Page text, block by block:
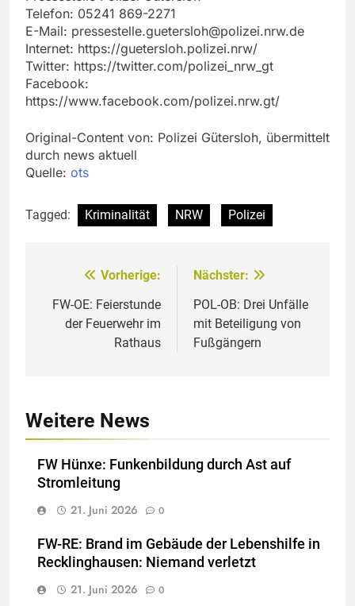
Telefon: 05241 869-2271
E-Mail: pressestelle.guetersloh@polizei.nrw.de
Internet: https://guetersloh.polizei.nrw/
Twitter: https://twitter.com/polizei_nrw_gt
Facebook:
https://www.facebook.com/polizei.nrw.gt/
Original-Content von: Polizei Gütersloh, übermittelt
durch news aktuell
Quelle: ots
Tagged: Kriminalität NRW Polizei
Beitragsnavigation
Vorherige:
FW-OE: Feierstunde
der Feuerwehr im
Rathaus
Nächster:
POL-OB: Drei Unfälle
mit Beteiligung von
Fußgängern
Weitere News
FW Hünxe: Funkenbildung durch Ast auf
Stromleitung
21. Juni 2026
0
FW-RE: Brand im Gebäude der Lebenshilfe in
Recklinghausen: Niemand verletzt
21. Juni 2026
0